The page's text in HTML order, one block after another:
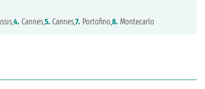
4. Cannes,5. Cannes,7. Portofino,8. Montecarlo